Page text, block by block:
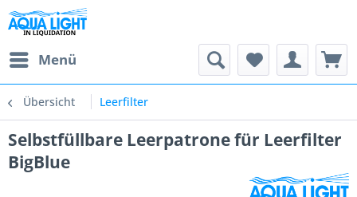
Menü
Übersicht Leerfilter
Selbstfüllbare Leerpatrone für Leerfilter
BigBlue